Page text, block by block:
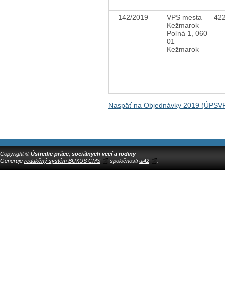
142/2019
VPS mesta
Kežmarok
Poľná 1, 060
01
Kežmarok
Naspäť na Objednávky 2019
Copyright © Ústredie práce, sociálnych vecí a rodiny
Generuje redakčný systém BUXUS CMS spoločnostiui42